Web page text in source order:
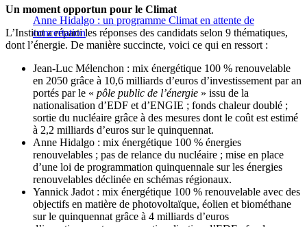
Anne Hidalgo : un programme Climat en attente de
concertation
Un moment opportun pour le Climat
L’Institut a réparti les réponses des candidats selon 9 thématiques,
dont l’énergie. De manière succincte, voici ce qui en ressort :
Jean-Luc Mélenchon : mix énergétique 100 % renouvelable
en 2050 grâce à 10,6 milliards d’euros d’investissement par an
portés par le « pôle public de l’énergie » issu de la
nationalisation d’EDF et d’ENGIE ; fonds chaleur doublé ;
sortie du nucléaire grâce à des mesures dont le coût est estimé
à 2,2 milliards d’euros sur le quinquennat.
Anne Hidalgo : mix énergétique 100 % énergies
renouvelables ; pas de relance du nucléaire ; mise en place
d’une loi de programmation quinquennale sur les énergies
renouvelables déclinée en schémas régionaux.
Yannick Jadot : mix énergétique 100 % renouvelable avec des
objectifs en matière de photovoltaïque, éolien et biométhane
sur le quinquennat grâce à 4 milliards d’euros